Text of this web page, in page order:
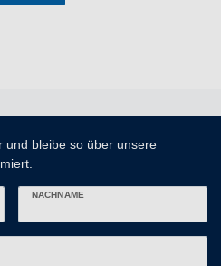
und bleibe so über unsere
NACHNAME